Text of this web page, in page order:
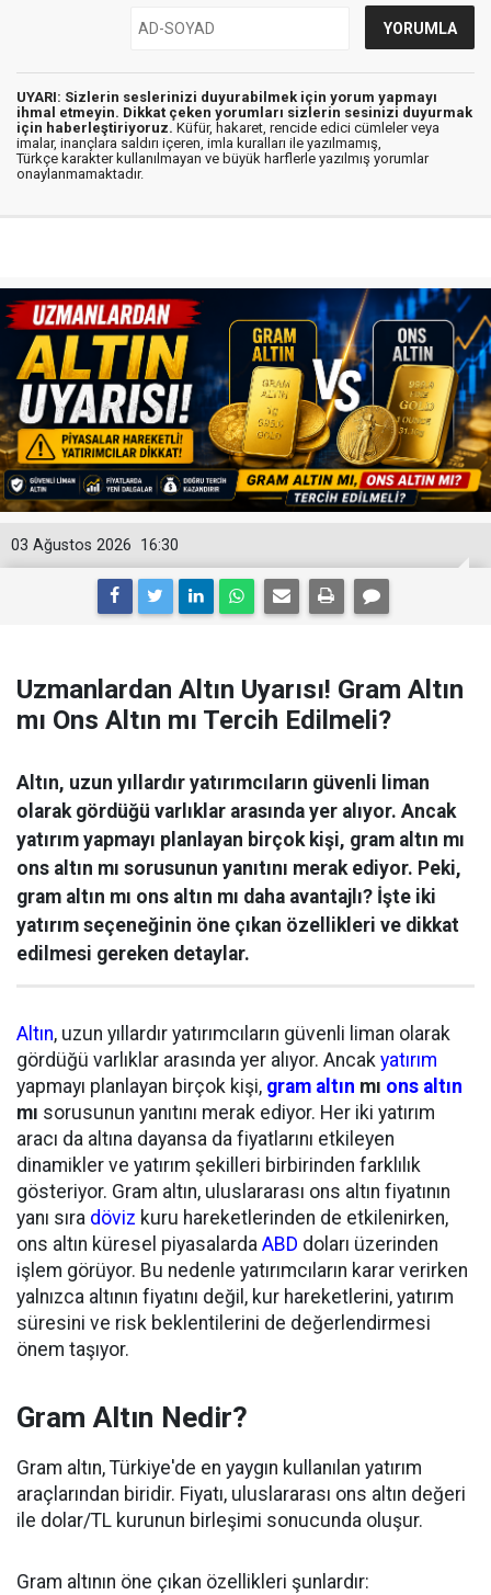
UYARI: Sizlerin seslerinizi duyurabilmek için yorum yapmayı
ihmal etmeyin. Dikkat çeken yorumları sizlerin sesinizi duyurmak
için haberleştiriyoruz. Küfür, hakaret, rencide edici cümleler veya
imalar, inançlara saldırı içeren, imla kuralları ile yazılmamış,
Türkçe karakter kullanılmayan ve büyük harflerle yazılmış yorumlar
onaylanmamaktadır.
16:30
03 Ağustos 2026
Uzmanlardan Altın Uyarısı! Gram Altın
mı Ons Altın mı Tercih Edilmeli?
Altın, uzun yıllardır yatırımcıların güvenli liman
olarak gördüğü varlıklar arasında yer alıyor. Ancak
yatırım yapmayı planlayan birçok kişi, gram altın mı
ons altın mı sorusunun yanıtını merak ediyor. Peki,
gram altın mı ons altın mı daha avantajlı? İşte iki
yatırım seçeneğinin öne çıkan özellikleri ve dikkat
edilmesi gereken detaylar.
Altın, uzun yıllardır yatırımcıların güvenli liman olarak
gördüğü varlıklar arasında yer alıyor. Ancak yatırım
yapmayı planlayan birçok kişi, gram altın mı ons altın
mı sorusunun yanıtını merak ediyor. Her iki yatırım
aracı da altına dayansa da fiyatlarını etkileyen
dinamikler ve yatırım şekilleri birbirinden farklılık
gösteriyor. Gram altın, uluslararası ons altın fiyatının
yanı sıra döviz kuru hareketlerinden de etkilenirken,
ons altın küresel piyasalarda ABD doları üzerinden
işlem görüyor. Bu nedenle yatırımcıların karar verirken
yalnızca altının fiyatını değil, kur hareketlerini, yatırım
süresini ve risk beklentilerini de değerlendirmesi
önem taşıyor.
Gram Altın Nedir?
Gram altın, Türkiye'de en yaygın kullanılan yatırım
araçlarından biridir. Fiyatı, uluslararası ons altın değeri
ile dolar/TL kurunun birleşimi sonucunda oluşur.
Gram altının öne çıkan özellikleri şunlardır: